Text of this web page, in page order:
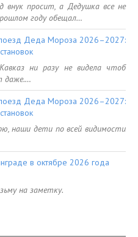
просит, а Дедушка все не
году обещал…
Деда Мороза 2026–2027:
ни разу не видела чтоб
даже.…
Деда Мороза 2026–2027:
наши дети по всей видимости
в октябре 2026 года
на заметку.